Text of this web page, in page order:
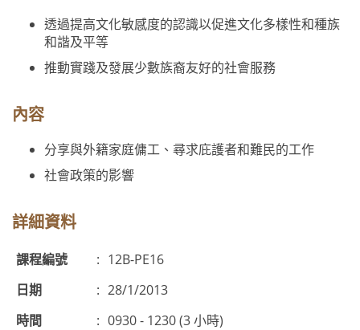
透過提高文化敏感度的認識以促進文化多樣性和種族
和諧及平等
推動實踐及發展少數族裔友好的社會服務
內容
分享與外籍家庭傭工、尋求庇護者和難民的工作
社會政策的影響
詳細資料
課程編號 : 12B-PE16
日期
: 28/1/2013
時間
: 0930 - 1230 (3 小時)